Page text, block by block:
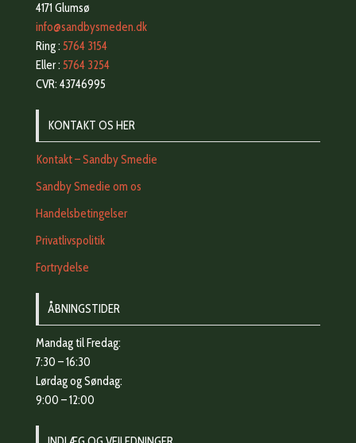
4171 Glumsø
info@sandbysmeden.dk
Ring : 5764 3154
Eller : 5764 3254
CVR: 43746995
KONTAKT OS HER
Kontakt – Sandby Smedie
Sandby Smedie om os
Handelsbetingelser
Privatlivspolitik
Fortrydelse
ÅBNINGSTIDER
Mandag til Fredag:
7:30 – 16:30
Lørdag og Søndag:
9:00 – 12:00